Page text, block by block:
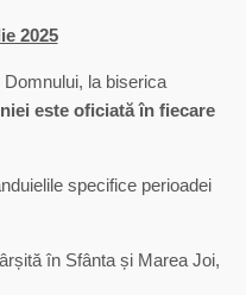
2025
la biserica
este oficiată în fiecare
specifice perioadei
în Sfânta și Marea Joi,